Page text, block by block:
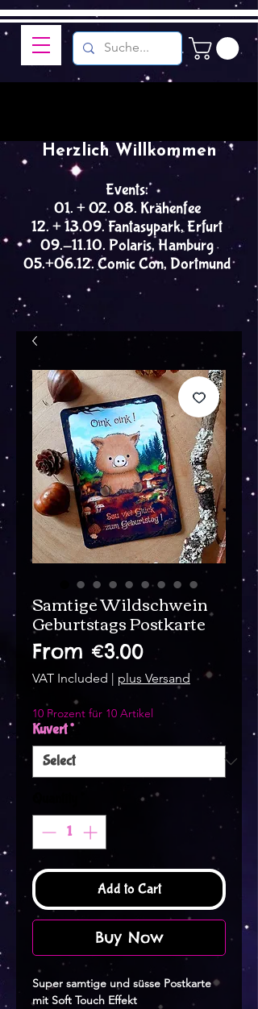
Events:
01. + 02. 08. Krähenfee
12. + 13.09. Fantasypark, Erfurt
09.-11.10. Polaris, Hamburg
05.+06.12. Comic Con, Dortmund
Herzlich Willkommen
Samtige Wildschwein
Geburtstags Postkarte
From €3.00Sale
Price
VAT Included | plus Versand
10 Prozent für 10 Artikel
Kuvert*
Add to Cart
Buy Now
Super samtige und süsse Postkarte
mit Soft Touch Effekt